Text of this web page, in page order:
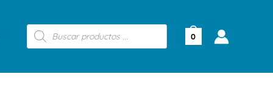
Búsqueda
de
productos
0